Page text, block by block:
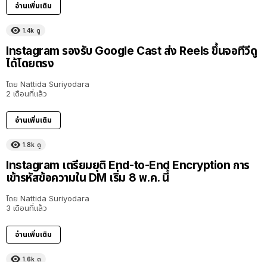
อ่านเพิ่มเติม
1.4k ดู
Instagram รองรับ Google Cast ส่ง Reels ขึ้นจอทีวีดู
ได้โดยตรง
โดย Nattida Suriyodara
2 เดือนที่แล้ว
อ่านเพิ่มเติม
1.8k ดู
Instagram เตรียมยุติ End-to-End Encryption การ
เข้ารหัสข้อความใน DM เริ่ม 8 พ.ค. นี้
โดย Nattida Suriyodara
3 เดือนที่แล้ว
อ่านเพิ่มเติม
1.6k ดู